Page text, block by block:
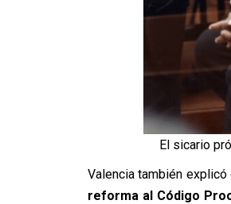
El sicario
Valencia también explicó
reforma al Código